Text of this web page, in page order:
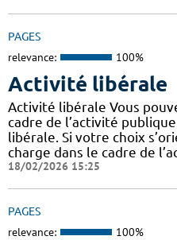
PAGES
relevance: 100%
Activité libérale
Activité libérale Vous
cadre de l’activité
libérale. Si votre choix
charge dans le cadre de
18/02/2026 15:25
PAGES
relevance: 100%